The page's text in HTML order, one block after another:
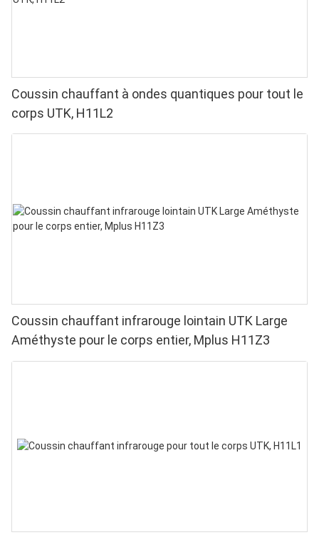
Coussin chauffant à ondes quantiques pour tout le
corps UTK, H11L2
Coussin chauffant infrarouge lointain UTK Large
Améthyste pour le corps entier, Mplus H11Z3